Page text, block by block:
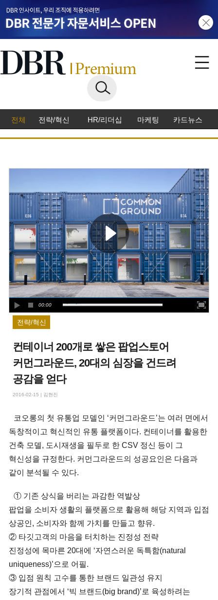
전체 전략/혁신 HR/리더십 마케팅 카드뉴스
00:00
전략/혁신
컨테이너 200개로 쌓은 팝업스토어
커먼그라운드, 20대의 심장을 건드려
공감을 얻다
2016-02-15 | 김현진
코오롱의 첫 유통업 모델인 ‘커먼그라운드’는 여러 면에서
독창적이고 혁신적인 유통 플랫폼이다. 컨테이너를 활용한
건축 모델, 도시재생을 필두로 한 CSV 정신 등이 그
혁신성을 규정한다. 커먼그라운드의 성공요인은 다음과
같이 분석될 수 있다.
① 기존 상식을 버리는 과감한 역발상
팝업을 소비자 생활의 플랫폼으로 활용해 해당 지역과 입점
상공인, 소비자와 함께 가치를 만들고 향유.
② 타깃고객의 마음을 터치하는 진정성 전략
진정성에 목마른 20대에 ‘자연스러운 독특함(natural
uniqueness)’으로 어필.
③ 입점 원칙 고수를 통한 브랜드 일관성 유지
장기적 관점에서 ‘빅 브랜드(big brand)’로 육성하려는